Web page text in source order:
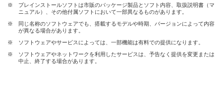
※
プレインストールソフトは市販のパッケージ製品とソフト内容、取扱説明書（マ
ニュアル）、その他付属ソフトにおいて一部異なるものがあります。
※
同じ名称のソフトウェアでも、搭載するモデルや時期、バージョンによって内容
が異なる場合があります。
※
ソフトウェアやサービスによっては、一部機能は有料での提供になります。
※
ソフトウェアやネットワークを利用したサービスは、予告なく提供を変更または
中止、終了する場合があります。